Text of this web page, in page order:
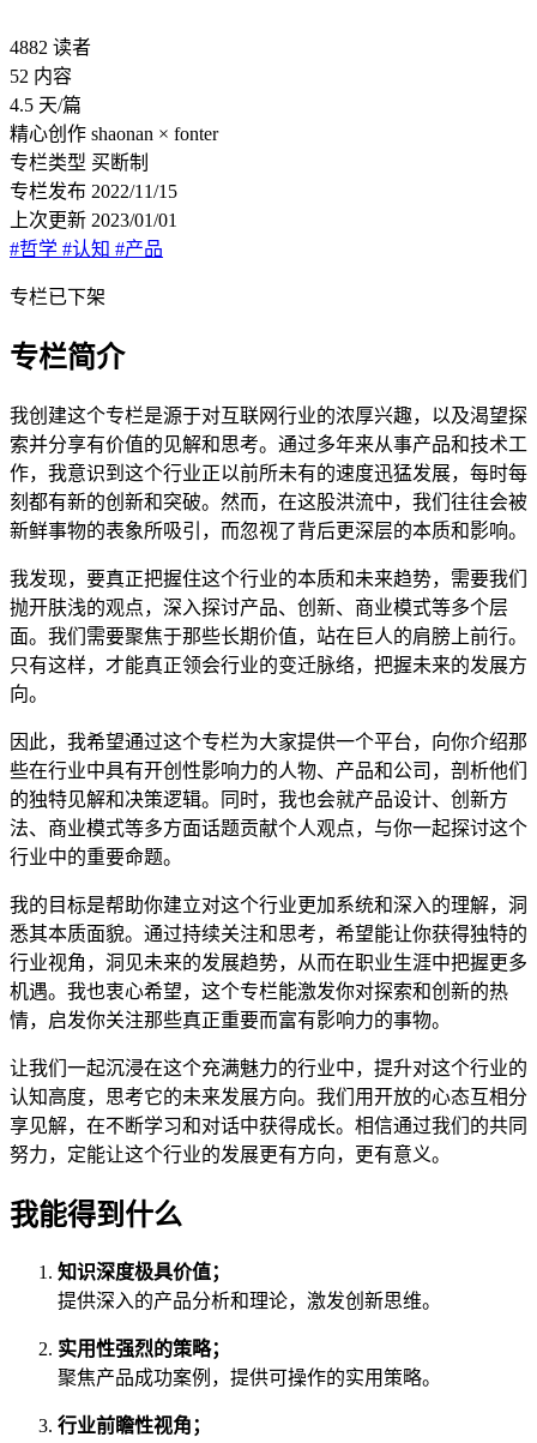
4882 读者
52 内容
4.5 天/篇
精心创作 shaonan × fonter
专栏类型 买断制
专栏发布 2022/11/15
上次更新 2023/01/01
#哲学 #认知 #产品
专栏已下架
专栏简介
我创建这个专栏是源于对互联网行业的浓厚兴趣，以及渴望探
索并分享有价值的见解和思考。通过多年来从事产品和技术工
作，我意识到这个行业正以前所未有的速度迅猛发展，每时每
刻都有新的创新和突破。然而，在这股洪流中，我们往往会被
新鲜事物的表象所吸引，而忽视了背后更深层的本质和影响。
我发现，要真正把握住这个行业的本质和未来趋势，需要我们
抛开肤浅的观点，深入探讨产品、创新、商业模式等多个层
面。我们需要聚焦于那些长期价值，站在巨人的肩膀上前行。
只有这样，才能真正领会行业的变迁脉络，把握未来的发展方
向。
因此，我希望通过这个专栏为大家提供一个平台，向你介绍那
些在行业中具有开创性影响力的人物、产品和公司，剖析他们
的独特见解和决策逻辑。同时，我也会就产品设计、创新方
法、商业模式等多方面话题贡献个人观点，与你一起探讨这个
行业中的重要命题。
我的目标是帮助你建立对这个行业更加系统和深入的理解，洞
悉其本质面貌。通过持续关注和思考，希望能让你获得独特的
行业视角，洞见未来的发展趋势，从而在职业生涯中把握更多
机遇。我也衷心希望，这个专栏能激发你对探索和创新的热
情，启发你关注那些真正重要而富有影响力的事物。
让我们一起沉浸在这个充满魅力的行业中，提升对这个行业的
认知高度，思考它的未来发展方向。我们用开放的心态互相分
享见解，在不断学习和对话中获得成长。相信通过我们的共同
努力，定能让这个行业的发展更有方向，更有意义。
我能得到什么
知识深度极具价值；
提供深入的产品分析和理论，激发创新思维。
实用性强烈的策略；
聚焦产品成功案例，提供可操作的实用策略。
行业前瞻性视角；